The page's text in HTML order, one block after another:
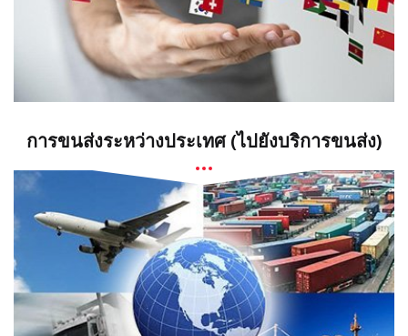
การขนส่งระหว่างประเทศ (ไปยังบริการขนส่ง)